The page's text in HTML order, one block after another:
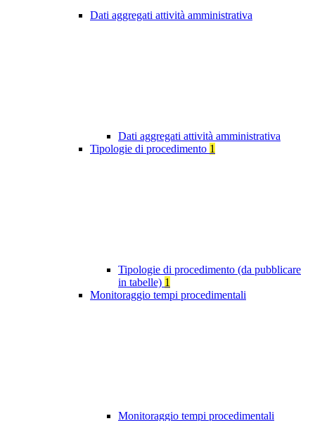
Dati aggregati attività amministrativa
Dati aggregati attività amministrativa
Tipologie di procedimento 1
Tipologie di procedimento (da pubblicare
in tabelle) 1
Monitoraggio tempi procedimentali
Monitoraggio tempi procedimentali